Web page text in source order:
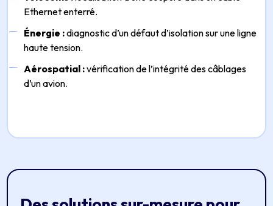
Ethernet enterré.
Énergie :diagnostic d’un défaut d’isolation sur une ligne
haute tension.
Aérospatial :vérification de l’intégrité des câblages
d’un avion.